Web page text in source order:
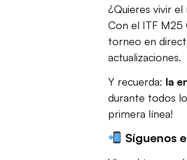
¿Quieres vivir
Con el ITF M25
torneo en
actualizaciones.
Y recuerda: la
durante todos
primera línea!
Síguenos